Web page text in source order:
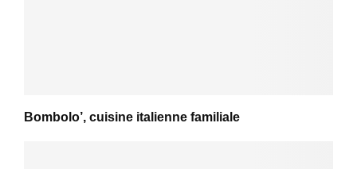
Bombolo’, cuisine italienne familiale